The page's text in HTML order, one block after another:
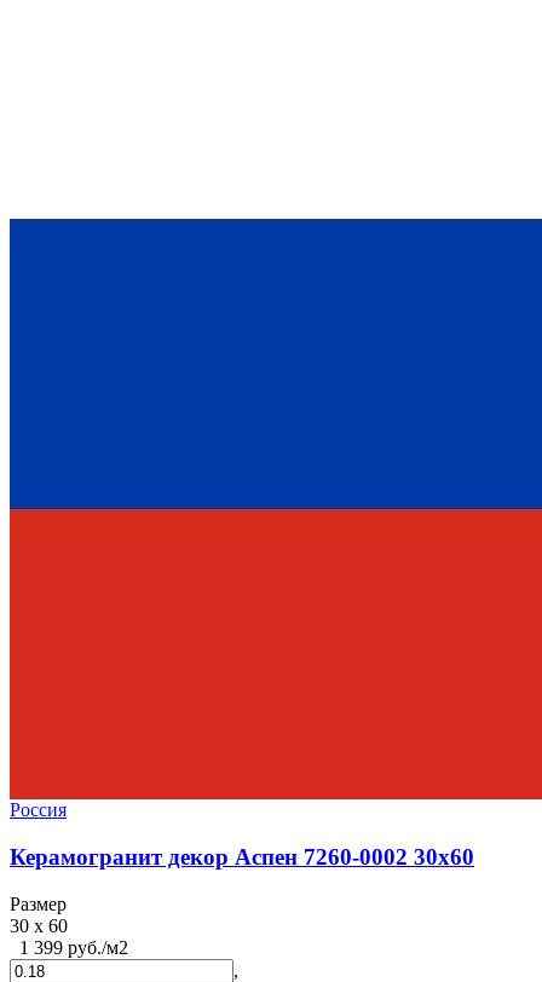
Россия
Керамогранит декор Аспен 7260-0002 30x60
Размер
30 x 60
1 399 руб./м2
,